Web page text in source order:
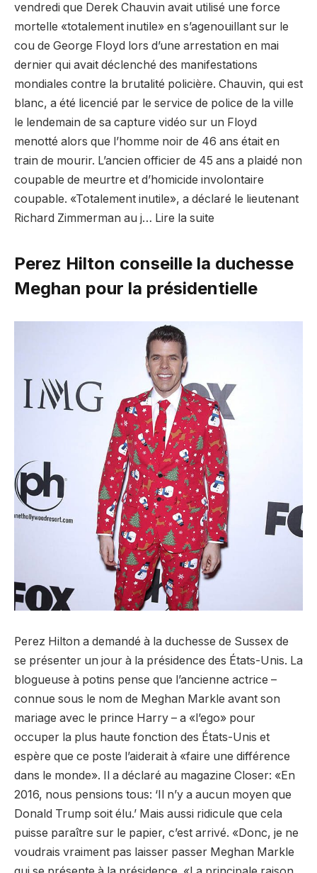
vendredi que Derek Chauvin avait utilisé une force
mortelle «totalement inutile» en s’agenouillant sur le
cou de George Floyd lors d’une arrestation en mai
dernier qui avait déclenché des manifestations
mondiales contre la brutalité policière. Chauvin, qui est
blanc, a été licencié par le service de police de la ville
le lendemain de sa capture vidéo sur un Floyd
menotté alors que l’homme noir de 46 ans était en
train de mourir. L’ancien officier de 45 ans a plaidé non
coupable de meurtre et d’homicide involontaire
coupable. «Totalement inutile», a déclaré le lieutenant
Richard Zimmerman au j… Lire la suite
Perez Hilton conseille la duchesse
Meghan pour la présidentielle
Perez Hilton a demandé à la duchesse de Sussex de
se présenter un jour à la présidence des États-Unis. La
blogueuse à potins pense que l’ancienne actrice –
connue sous le nom de Meghan Markle avant son
mariage avec le prince Harry – a «l’ego» pour
occuper la plus haute fonction des États-Unis et
espère que ce poste l’aiderait à «faire une différence
dans le monde». Il a déclaré au magazine Closer: «En
2016, nous pensions tous: ‘Il n’y a aucun moyen que
Donald Trump soit élu.’ Mais aussi ridicule que cela
puisse paraître sur le papier, c’est arrivé. «Donc, je ne
voudrais vraiment pas laisser passer Meghan Markle